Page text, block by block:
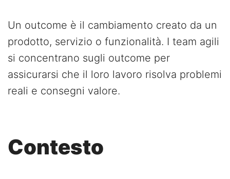
Un outcome è il cambiamento creato da un
prodotto, servizio o funzionalità. I team agili
si concentrano sugli outcome per
assicurarsi che il loro lavoro risolva problemi
reali e consegni valore.
Contesto